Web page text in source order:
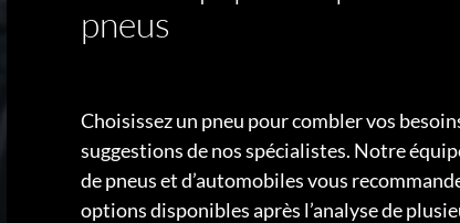
pneus
Choisissez un pneu pour combler vos
suggestions de nos spécialistes. Notre
de pneus et d’automobiles vous
options disponibles après l’analyse de